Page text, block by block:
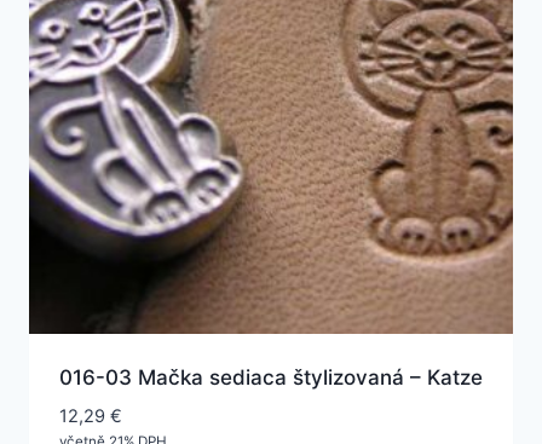
016-03 Mačka sediaca štylizovaná – Katze
12,29 €